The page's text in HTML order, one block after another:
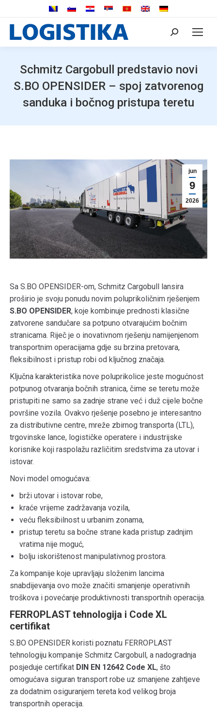
Search:
Schmitz Cargobull predstavio novi
S.BO OPENSIDER – spoj zatvorenog
sanduka i bočnog pristupa teretu
jun
9
2026
Sa S.BO OPENSIDER-om, Schmitz Cargobull lansira
proširio je svoju ponudu novim poluprikoličnim rješenjem
S.BO OPENSIDER, koje kombinuje prednosti klasične
zatvorene sandučare sa potpuno otvarajućim bočnim
stranicama. Riječ je o inovativnom rješenju namijenjenom
transportnim operacijama gdje su brzina pretovara,
fleksibilnost i pristup robi od ključnog značaja.
Ključna karakteristika nove poluprikolice jeste mogućnost
potpunog otvaranja bočnih stranica, čime se teretu može
pristupiti ne samo sa zadnje strane već i duž cijele bočne
površine vozila. Ovakvo rješenje posebno je interesantno
za distributivne centre, mreže zbirnog transporta (LTL),
trgovinske lance, logističke operatere i industrijske
korisnike koji raspolažu različitim sredstvima za utovar i
istovar.
Novi model omogućava:
brži utovar i istovar robe,
kraće vrijeme zadržavanja vozila,
veću fleksibilnost u urbanim zonama,
pristup teretu sa bočne strane kada pristup zadnjim
vratima nije moguć,
bolju iskorištenost manipulativnog prostora.
Za kompanije koje upravljaju složenim lancima
snabdijevanja ovo može značiti smanjenje operativnih
troškova i povećanje produktivnosti transportnih operacija.
FERROPLAST tehnologija i Code XL
certifikat
S.BO OPENSIDER koristi poznatu FERROPLAST
tehnologiju kompanije Schmitz Cargobull, a nadogradnja
posjeduje certifikat DIN EN 12642 Code XL, što
omogućava siguran transport robe uz smanjene zahtjeve
za dodatnim osiguranjem tereta kod velikog broja
transportnih operacija.